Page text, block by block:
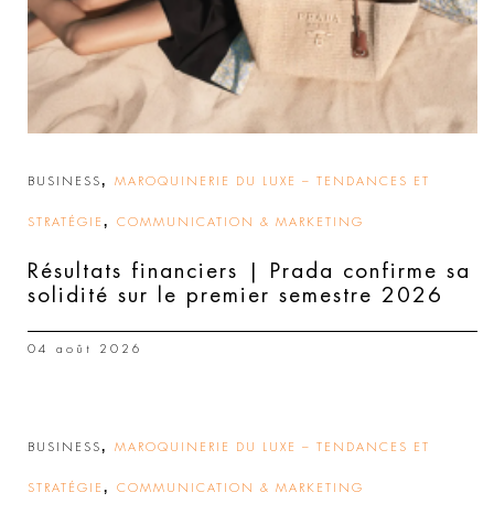
BUSINESS, MAROQUINERIE DU LUXE – TENDANCES ET
STRATÉGIE , COMMUNICATION & MARKETING
Résultats financiers | Prada confirme sa
solidité sur le premier semestre 2026
04 août 2026
BUSINESS, MAROQUINERIE DU LUXE – TENDANCES ET
STRATÉGIE , COMMUNICATION & MARKETING